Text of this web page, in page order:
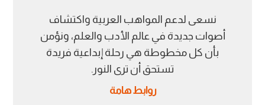
نسعى لدعم المواهب العربية واكتشاف
أصوات جديدة في عالم الأدب والعلم، ونؤمن
بأن كل مخطوطة هي رحلة إبداعية فريدة
تستحق أن ترى النور.
روابط هامة